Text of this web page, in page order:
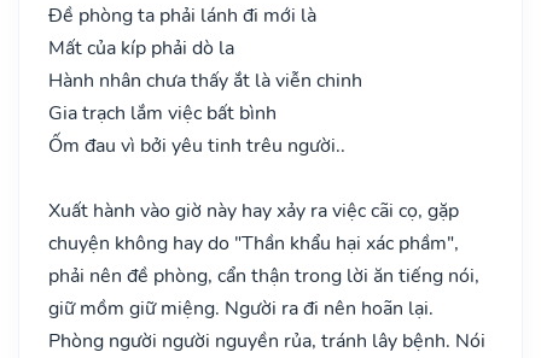
Đề phòng ta phải lánh đi mới là
Mất của kíp phải dò la
Hành nhân chưa thấy ắt là viễn chinh
Gia trạch lắm việc bất bình
Ốm đau vì bởi yêu tinh trêu người..
Xuất hành vào giờ này hay xảy ra việc cãi cọ, gặp
chuyện không hay do "Thần khẩu hại xác phầm",
phải nên đề phòng, cẩn thận trong lời ăn tiếng nói,
giữ mồm giữ miệng. Người ra đi nên hoãn lại.
Phòng người người nguyền rủa, tránh lây bệnh. Nói